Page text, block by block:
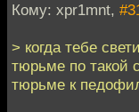
Кому: xpr1mnt,
> когда тебе
тюрьме по такой
тюрьме к